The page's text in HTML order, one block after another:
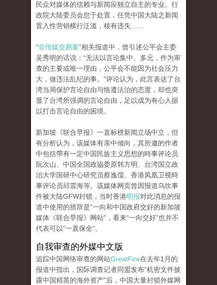
民众对媒体的信赖与新闻应独立自主的专业。行
政院大陆委员会怠于处置，任凭中国大陆之新闻
置入性营销横行泛滥，核有违失……
“壹传媒交易案”相关报道中，曾引述公平会主委
吴秀明的话说：“无法以言论集中、多元，作为审
查的主要或唯一理由，公平会不能因为社会压力
大，做违法乱纪的事。”评论认为，此言表达了台
湾当局保护言论自由与恪遵法治的态度，却也突
显了台湾所强调的言论自由，足以成为有心人据
以打击言论自由的困境。
新加坡《联合早报》一直标榜新闻立场中立，但
有分析认为，该媒体有亲中倾向，其所邀的作者
中包括帶有一定中国民族主义思想的時事评论员
阮次山、中国全国政協委原韩方明、台湾国立政
治大学国研中心研究员蔡逸儒、香港凤凰卫视時
事评论员邱震海等。该媒体网页曾因报道乌坎事
件被大陆GFW封锁，当时香港明报对此消息的报
道中使用的措辞是“一向和中国政府交好的新加坡
媒体《联合早报》网站”，看来“一向交好”也并不
代表可以“一直保全”。
自我审查的外媒中文版
追踪中国网络审查的网站GreatFire在去年1月的
报道中指出，国际调查记者同盟发布“机密文件披
露中国精英的海外资产”后，中国大量封锁外媒网